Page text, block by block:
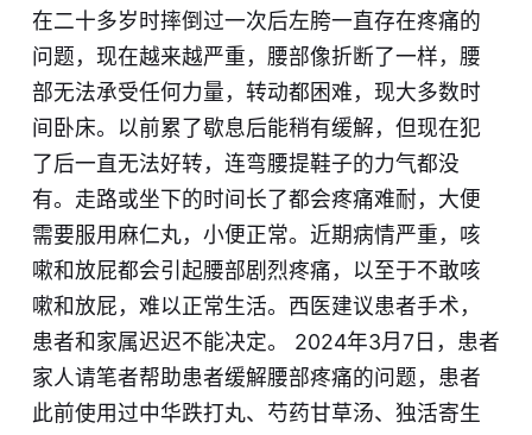
在二十多岁时摔倒过一次后左胯一直存在疼痛的
问题，现在越来越严重，腰部像折断了一样，腰
部无法承受任何力量，转动都困难，现大多数时
间卧床。以前累了歇息后能稍有缓解，但现在犯
了后一直无法好转，连弯腰提鞋子的力气都没
有。走路或坐下的时间长了都会疼痛难耐，大便
需要服用麻仁丸，小便正常。近期病情严重，咳
嗽和放屁都会引起腰部剧烈疼痛，以至于不敢咳
嗽和放屁，难以正常生活。西医建议患者手术，
患者和家属迟迟不能决定。 2024年3月7日，患者
家人请笔者帮助患者缓解腰部疼痛的问题，患者
此前使用过中华跌打丸、芍药甘草汤、独活寄生